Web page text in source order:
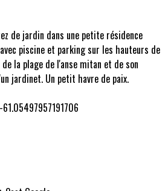
de jardin dans une petite résidence
piscine et parking sur les hauteurs de
la plage de l'anse mitan et de son
jardinet. Un petit havre de paix.